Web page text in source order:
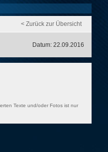
< Zurück zur Übersicht
Datum: 22.09.2016
Texte und/oder Fotos ist nur